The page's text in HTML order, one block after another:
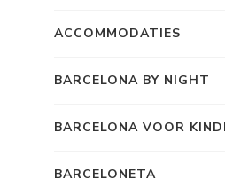
ACCOMMODATIES
BARCELONA BY NIGHT
BARCELONA VOOR
BARCELONETA